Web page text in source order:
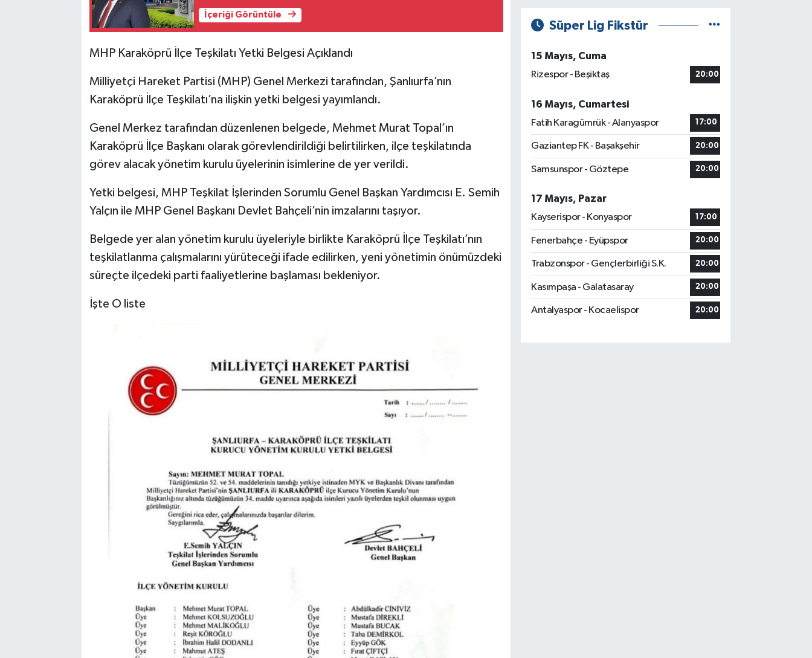
İçeriği Görüntüle
MHP Karaköprü İlçe Teşkilatı Yetki Belgesi Açıklandı
Milliyetçi Hareket Partisi (MHP) Genel Merkezi tarafından, Şanlıurfa’nın
Karaköprü İlçe Teşkilatı’na ilişkin yetki belgesi yayımlandı.
Genel Merkez tarafından düzenlenen belgede, Mehmet Murat Topal’ın
Karaköprü İlçe Başkanı olarak görevlendirildiği belirtilirken, ilçe teşkilatında
görev alacak yönetim kurulu üyelerinin isimlerine de yer verildi.
Yetki belgesi, MHP Teşkilat İşlerinden Sorumlu Genel Başkan Yardımcısı E. Semih
Yalçın ile MHP Genel Başkanı Devlet Bahçeli’nin imzalarını taşıyor.
Belgede yer alan yönetim kurulu üyeleriyle birlikte Karaköprü İlçe Teşkilatı’nın
teşkilatlanma çalışmalarını yürüteceği ifade edilirken, yeni yönetimin önümüzdeki
süreçte ilçedeki parti faaliyetlerine başlaması bekleniyor.
İşte O liste
Süper Lig Fikstür
15 Mayıs, Cuma
Rizespor - Beşiktaş
20:00
16 Mayıs, Cumartesi
Fatih Karagümrük - Alanyaspor
17:00
Gaziantep FK - Başakşehir 20:00
Samsunspor - Göztepe 20:00
17 Mayıs, Pazar
Kayserispor - Konyaspor
17:00
Fenerbahçe - Eyüpspor 20:00
Trabzonspor - Gençlerbirliği S.K. 20:00
Kasımpaşa - Galatasaray 20:00
Antalyaspor - Kocaelispor 20:00